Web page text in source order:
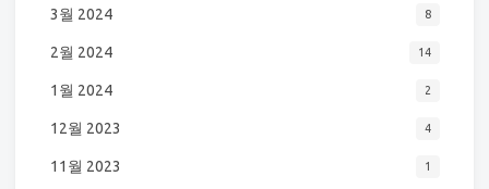
3월 2024 8
2월 2024 14
1월 2024 2
12월 2023 4
11월 2023 1